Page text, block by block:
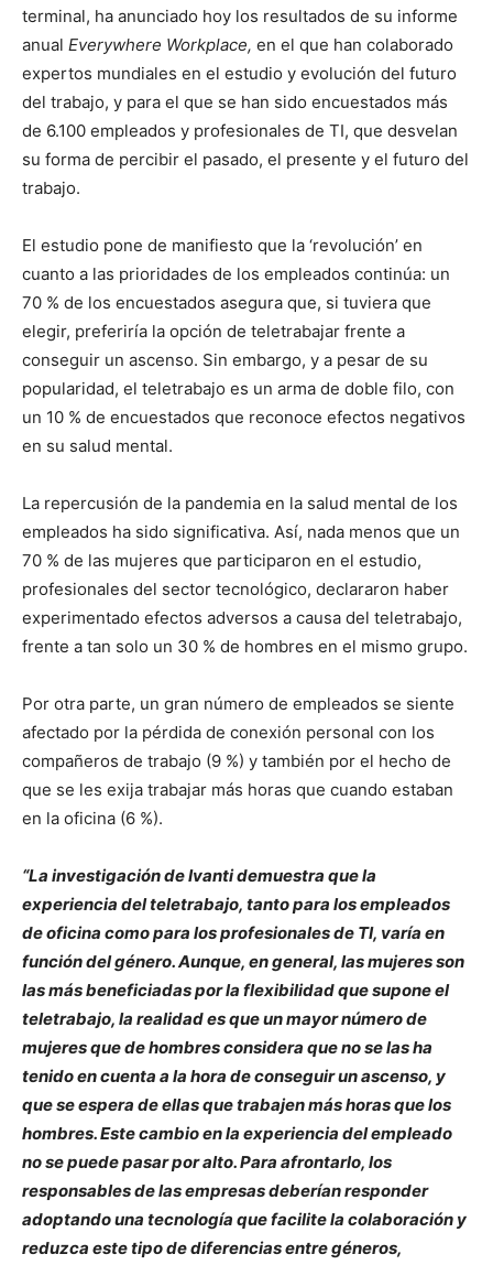
terminal, ha anunciado hoy los resultados de su informe
anual Everywhere Workplace, en el que han colaborado
expertos mundiales en el estudio y evolución del futuro
del trabajo, y para el que se han sido encuestados más
de 6.100 empleados y profesionales de TI, que desvelan
su forma de percibir el pasado, el presente y el futuro del
trabajo.
El estudio pone de manifiesto que la ‘revolución’ en
cuanto a las prioridades de los empleados continúa: un
70 % de los encuestados asegura que, si tuviera que
elegir, preferiría la opción de teletrabajar frente a
conseguir un ascenso. Sin embargo, y a pesar de su
popularidad, el teletrabajo es un arma de doble filo, con
un 10 % de encuestados que reconoce efectos negativos
en su salud mental.
La repercusión de la pandemia en la salud mental de los
empleados ha sido significativa. Así, nada menos que un
70 % de las mujeres que participaron en el estudio,
profesionales del sector tecnológico, declararon haber
experimentado efectos adversos a causa del teletrabajo,
frente a tan solo un 30 % de hombres en el mismo grupo.
Por otra parte, un gran número de empleados se siente
afectado por la pérdida de conexión personal con los
compañeros de trabajo (9 %) y también por el hecho de
que se les exija trabajar más horas que cuando estaban
en la oficina (6 %).
“La investigación de Ivanti demuestra que la
experiencia del teletrabajo, tanto para los empleados
de oficina como para los profesionales de TI, varía en
función del género. Aunque, en general, las mujeres son
las más beneficiadas por la flexibilidad que supone el
teletrabajo, la realidad es que un mayor número de
mujeres que de hombres considera que no se las ha
tenido en cuenta a la hora de conseguir un ascenso, y
que se espera de ellas que trabajen más horas que los
hombres. Este cambio en la experiencia del empleado
no se puede pasar por alto. Para afrontarlo, los
responsables de las empresas deberían responder
adoptando una tecnología que facilite la colaboración y
reduzca este tipo de diferencias entre géneros,